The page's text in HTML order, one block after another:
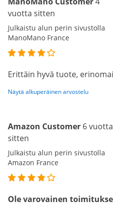
vuotta sitten
Julkaistu alun perin sivustolla
ManoMano France
Erittäin hyvä tuote,
Näytä alkuperäinen arvostelu
Amazon Customer 6 vuotta
sitten
Julkaistu alun perin sivustolla
Amazon France
Ole varovainen